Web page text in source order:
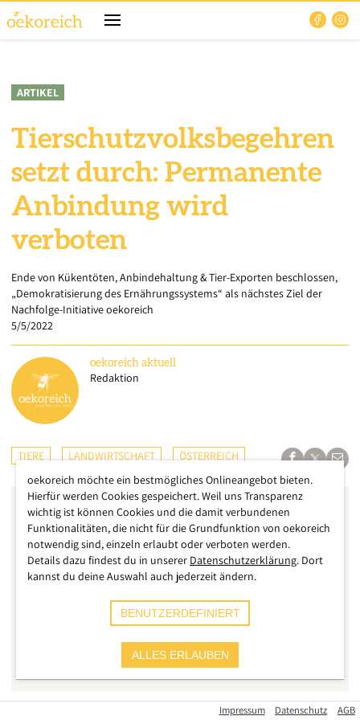
ARTIKEL
Tierschutzvolksbegehren
setzt durch: Permanente
Anbindung wird
verboten
Ende von Kükentöten, Anbindehaltung & Tier-Exporten beschlossen,
„Demokratisierung des Ernährungssystems“ als nächstes Ziel der
Nachfolge-Initiative oekoreich
5/5/2022
oekoreich aktuell
Redaktion
TIERE LANDWIRTSCHAFT ÖSTERREICH
Impressum Datenschutz AGB
oekoreich möchte ein bestmögliches Onlineangebot bieten.
Hierfür werden Cookies gespeichert. Weil uns Transparenz
wichtig ist können Cookies und die damit verbundenen
Funktionalitäten, die nicht für die Grundfunktion von oekoreich
notwendig sind, einzeln erlaubt oder verboten werden.
Details dazu findest du in unserer Datenschutzerklärung. Dort
kannst du deine Auswahl auch jederzeit ändern.
BENUTZERDEFINIERT
ALLES ERLAUBEN